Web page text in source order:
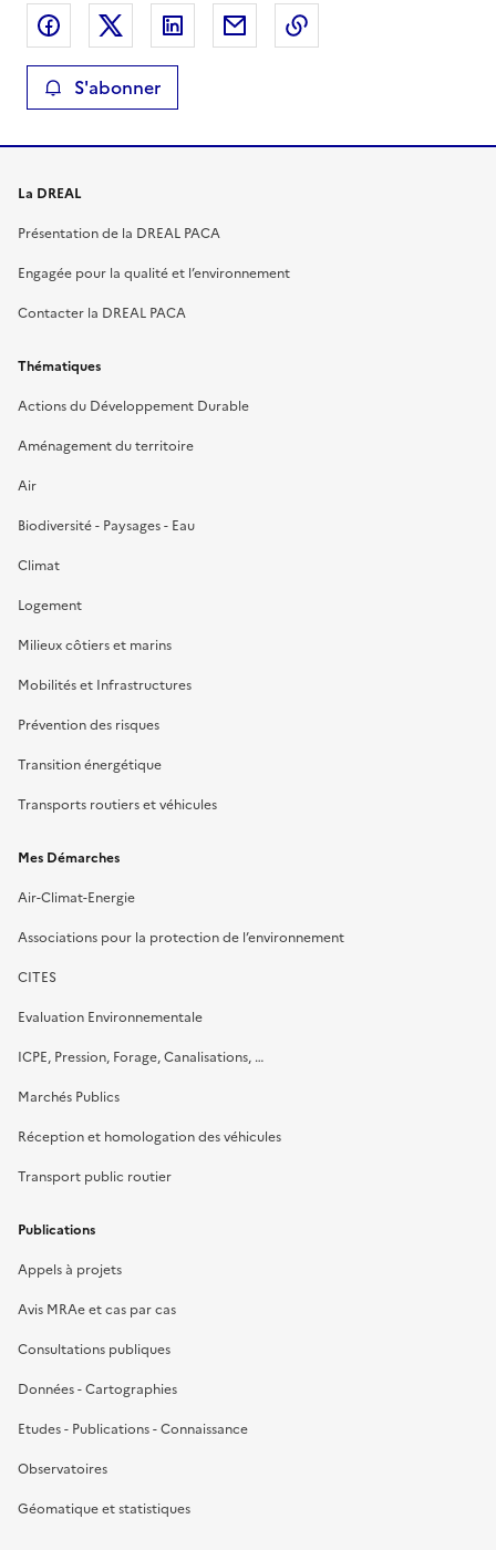
Partager sur Facebook
Partager sur XPartager sur LinkedIn
Partager par email
S'abonner
La DREAL
Présentation de la DREAL PACA
Engagée pour la qualité et l’environnement
Contacter la DREAL PACA
Thématiques
Actions du Développement Durable
Aménagement du territoire
Air
Biodiversité - Paysages - Eau
Climat
Logement
Milieux côtiers et marins
Mobilités et Infrastructures
Prévention des risques
Transition énergétique
Transports routiers et véhicules
Mes Démarches
Air-Climat-Energie
Associations pour la protection de l’environnement
CITES
Evaluation Environnementale
ICPE, Pression, Forage, Canalisations, …
Marchés Publics
Réception et homologation des véhicules
Transport public routier
Publications
Appels à projets
Avis MRAe et cas par cas
Consultations publiques
Données - Cartographies
Etudes - Publications - Connaissance
Observatoires
Géomatique et statistiques